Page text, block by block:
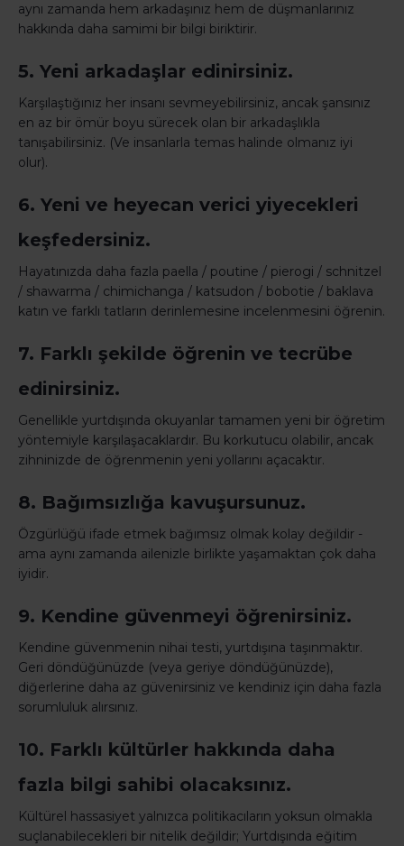
aynı zamanda hem arkadaşınız hem de düşmanlarınız
hakkında daha samimi bir bilgi biriktirir.
5. Yeni arkadaşlar edinirsiniz.
Karşılaştığınız her insanı sevmeyebilirsiniz, ancak şansınız
en az bir ömür boyu sürecek olan bir arkadaşlıkla
tanışabilirsiniz. (Ve insanlarla temas halinde olmanız iyi
olur).
6. Yeni ve heyecan verici yiyecekleri
keşfedersiniz.
Hayatınızda daha fazla paella / poutine / pierogi / schnitzel
/ shawarma / chimichanga / katsudon / bobotie / baklava
katın ve farklı tatların derinlemesine incelenmesini öğrenin.
7. Farklı şekilde öğrenin ve tecrübe
edinirsiniz.
Genellikle yurtdışında okuyanlar tamamen yeni bir öğretim
yöntemiyle karşılaşacaklardır. Bu korkutucu olabilir, ancak
zihninizde de öğrenmenin yeni yollarını açacaktır.
8. Bağımsızlığa kavuşursunuz.
Özgürlüğü ifade etmek bağımsız olmak kolay değildir -
ama aynı zamanda ailenizle birlikte yaşamaktan çok daha
iyidir.
9. Kendine güvenmeyi öğrenirsiniz.
Kendine güvenmenin nihai testi, yurtdışına taşınmaktır.
Geri döndüğünüzde (veya geriye döndüğünüzde),
diğerlerine daha az güvenirsiniz ve kendiniz için daha fazla
sorumluluk alırsınız.
10. Farklı kültürler hakkında daha
fazla bilgi sahibi olacaksınız.
Kültürel hassasiyet yalnızca politikacıların yoksun olmakla
suçlanabilecekleri bir nitelik değildir; Yurtdışında eğitim